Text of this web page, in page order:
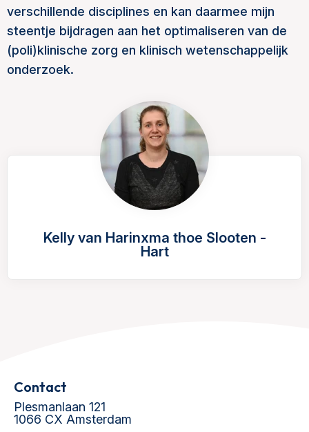
verschillende disciplines en kan daarmee mijn
steentje bijdragen aan het optimaliseren van de
(poli)klinische zorg en klinisch wetenschappelijk
onderzoek.
Kelly van Harinxma thoe Slooten -
Hart
Contact
Plesmanlaan 121
1066 CX Amsterdam